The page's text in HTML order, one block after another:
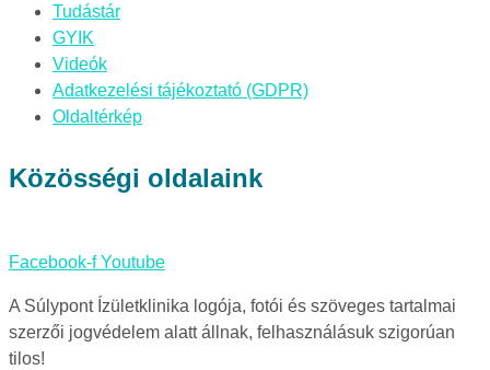
Tudástár
GYIK
Videók
Adatkezelési tájékoztató (GDPR)
Oldaltérkép
Közösségi oldalaink
Facebook-f Youtube
A Súlypont Ízületklinika logója, fotói és szöveges tartalmai
szerzői jogvédelem alatt állnak, felhasználásuk szigorúan
tilos!